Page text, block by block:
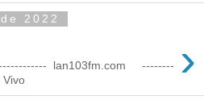
2022
›
lan103fm.com --------